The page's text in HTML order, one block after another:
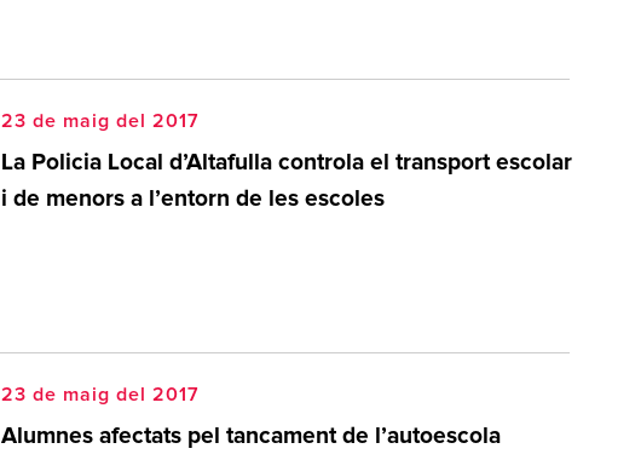
23 de maig del 2017
La Policia Local d’Altafulla controla el transport escolar
i de menors a l’entorn de les escoles
23 de maig del 2017
Alumnes afectats pel tancament de l’autoescola